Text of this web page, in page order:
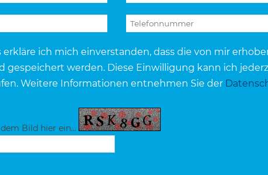
erkläre ich mich einverstanden, dass die von mir
gespeichert werden. Diese Einwilligung kann ich
Weitere Informationen entnehmen Sie der
Bild hier ein…